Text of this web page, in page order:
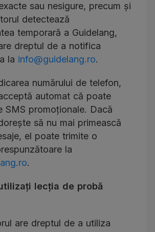
sau nesigure, precum și
detectează
temporară a Guidelang,
dreptul de a notifica
la info@guidelang.ro.
numărului de telefon,
automat că poate
SMS promoționale. Dacă
să nu mai primească
el poate trimite o
la
.
lecția de probă
are dreptul de a utiliza